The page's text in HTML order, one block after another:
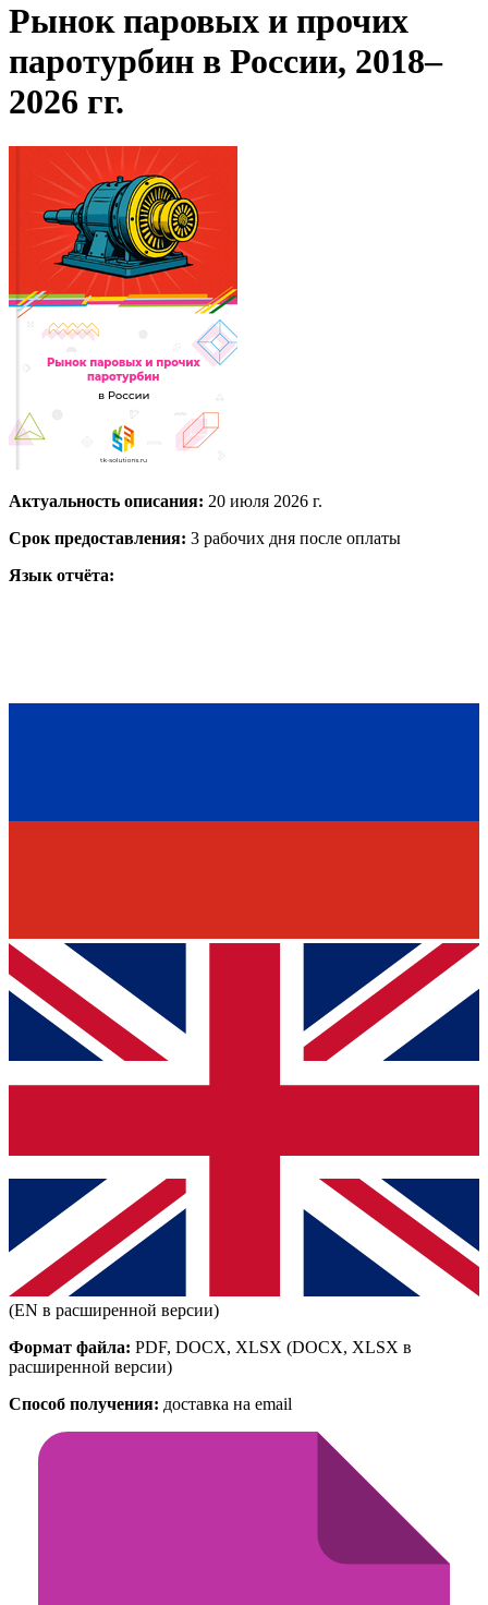
Рынок паровых и прочих
паротурбин в России, 2018–
2026 гг.
Актуальность описания: 20 июля 2026 г.
Срок предоставления: 3 рабочих дня после оплаты
Язык отчёта:
(EN в расширенной версии)
Формат файла: PDF, DOCX, XLSX (DOCX, XLSX в
расширенной версии)
Способ получения: доставка на email